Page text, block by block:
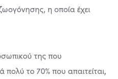
η οποία έχει
της που
πολύ το 70% που απαιτείται,